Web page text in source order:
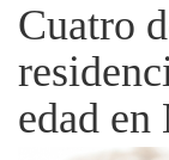
Cuatro
edad